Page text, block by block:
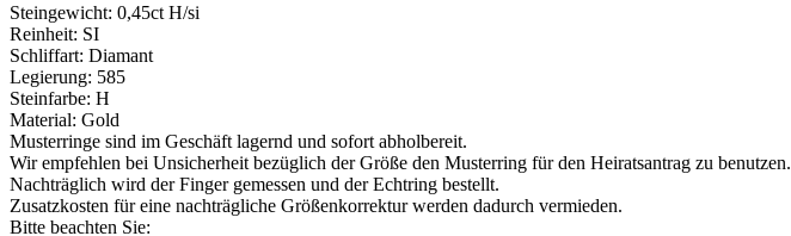
Steingewicht: 0,45ct H/si
Reinheit: SI
Schliffart: Diamant
Legierung: 585
Steinfarbe: H
Material: Gold
Musterringe sind im Geschäft lagernd und sofort abholbereit.
Wir empfehlen bei Unsicherheit bezüglich der Größe den Musterring für den Heiratsantrag zu benutzen.
Nachträglich wird der Finger gemessen und der Echtring bestellt.
Zusatzkosten für eine nachträgliche Größenkorrektur werden dadurch vermieden.
Bitte beachten Sie: